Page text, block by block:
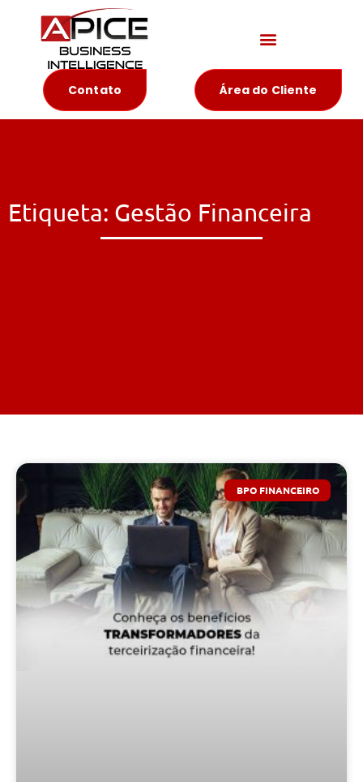
Contato Área do Cliente
Etiqueta: Gestão Financeira
BPO FINANCEIRO